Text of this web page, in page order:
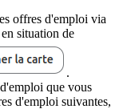
offres d'emploi via
situation de
.
que vous
d'emploi suivantes,